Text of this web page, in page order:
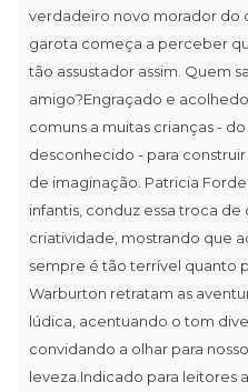
verdadeiro novo morador do
garota começa a perceber
tão assustador assim. Quem
amigo?Engraçado e
comuns a muitas crianças -
desconhecido - para
de imaginação. Patricia
infantis, conduz essa troca
criatividade, mostrando que
sempre é tão terrível quanto
Warburton retratam as
lúdica, acentuando o tom
convidando a olhar para
leveza.Indicado para leitores